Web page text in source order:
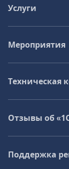
Услуги
Мероприятия
Техническая
Отзывы об
Поддержка